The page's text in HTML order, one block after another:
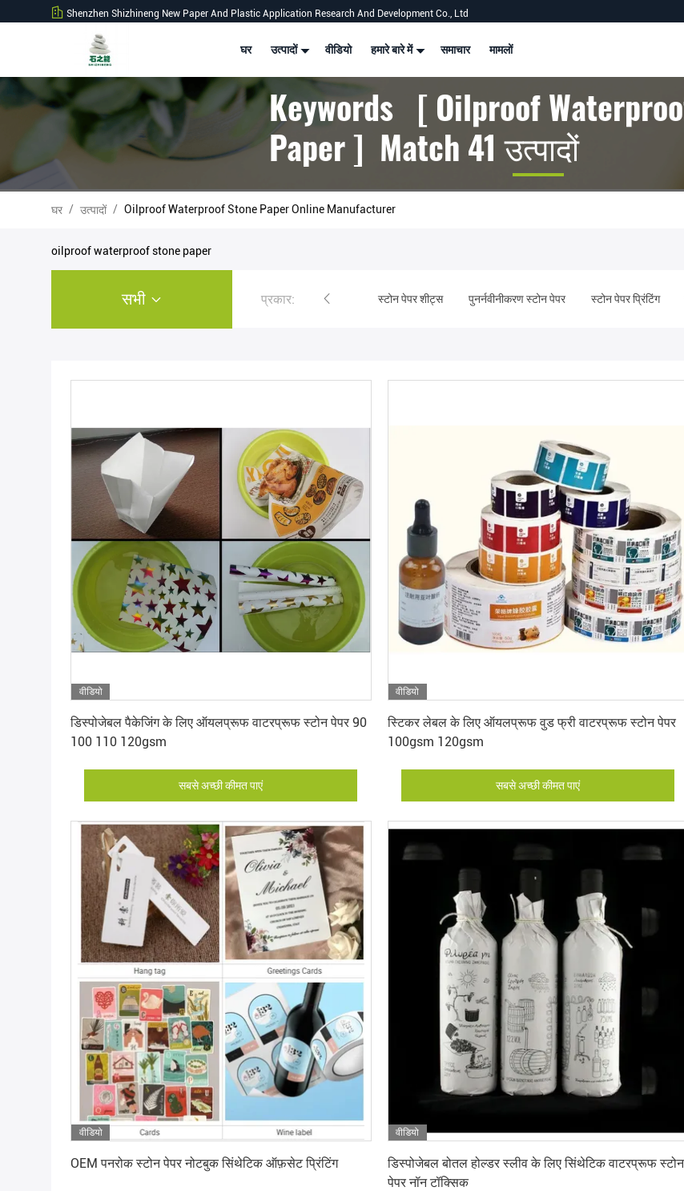
Shenzhen Shizhineng New Paper And Plastic Application Research And Development Co., Ltd
घर उत्पादों वीडियो हमारे बारे में समाचार मामलों
Keywords [ Oilproof
Paper ] Match 41 उत्पादों
घर / उत्पादों / Oilproof Waterproof Stone Paper Online Manufacturer
oilproof waterproof stone paper
सभी प्रकार: स्टोन पेपर रोल स्टोन पेपर शीट्स पुनर्नवीनीकरण स्टोन पेपर स्टोन पेपर प्रिंटिंग
वीडियो
डिस्पोजेबल पैकेजिंग के लिए ऑयलप्रूफ वाटरप्रूफ स्टोन पेपर 90
100 110 120gsm
सबसे अच्छी कीमत पाएं
वीडियो
स्टिकर लेबल के लिए ऑयलप्रूफ वुड फ्री वाटरप्रूफ स्टोन पेपर
100gsm 120gsm
सबसे अच्छी कीमत पाएं
वीडियो
OEM पनरोक स्टोन पेपर नोटबुक सिंथेटिक ऑफ़सेट प्रिंटिंग
वीडियो
डिस्पोजेबल बोतल होल्डर स्लीव के लिए सिंथेटिक वाटरप्रूफ स्टोन
पेपर नॉन टॉक्सिक